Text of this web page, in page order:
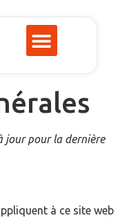
jour pour la dernière
à ce site web